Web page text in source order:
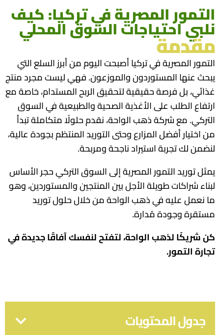
التمور المصرية في تركيا: كيف
نلبي احتياجات السوق المحلي
مقدمة
التمور المصرية في تركيا أصبحت اليوم من أبرز السلع التي
يبحث عنها المستوردون والموزعون. فهي ليست مجرد منتج
غذائي، بل فرصة حقيقية لتحقيق الربح المستدام، خاصة مع
ارتفاع الطلب على الأغذية الصحية والطبيعية في السوق
التركي. مع شركةذهب الواحة، نقدم حلولًا متكاملة تبدأ
من اختيار أفضل المزارع وحتى التوريد المنتظم بجودة عالية،
لنضمن لك تجربة استيراد ناجحة ومربحة.
يمثل توريد التمور المصرية إلى السوق التركي حجر الأساس
لبناء شراكات طويلة الأجل بين المنتجين والمستوردين، وهو
ما نعمل عليه في ذهب الواحة من خلال حلول توريد
مستقرة وجودة مُدارة.
كن شريكًا لذهب الواحة، لتفتح لنفسك آفاقًا جديدة في
تجارة التمور.
جدول المحتويات